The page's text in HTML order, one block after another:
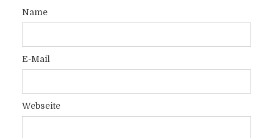
Name
E-Mail
Webseite